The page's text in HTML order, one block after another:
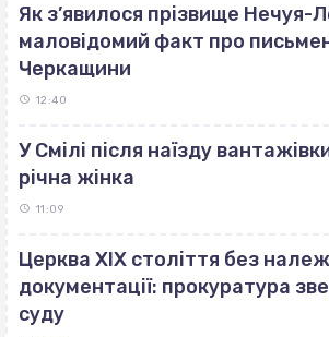
Як з’явилося прізвище Нечуя-
маловідомий факт про
Черкащини
12:40
У Смілі після наїзду
річна жінка
11:09
Церква ХІХ століття без
документації: прокуратура
суду